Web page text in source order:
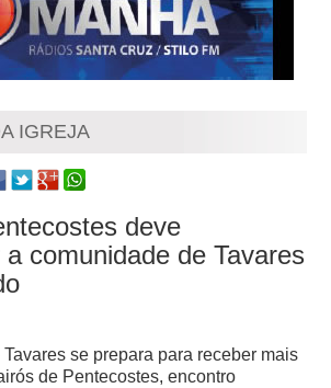
IGREJA
deve
comunidade de Tavares
se prepara para receber mais
de Pentecostes, encontro